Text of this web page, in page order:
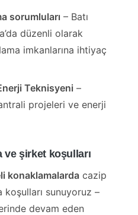
sorumluları – Batı
düzenli olarak
imkanlarına ihtiyaç
Teknisyeni –
projeleri ve enerji
ve şirket koşulları
konaklamalarda cazip
sunuyoruz –
devam eden